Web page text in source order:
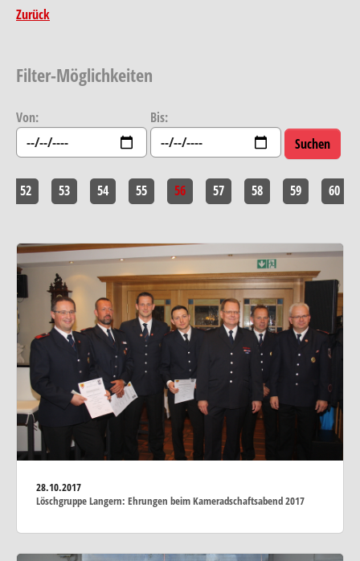
Zurück
Filter-Möglichkeiten
Von: Bis:
52 53 54 55 56 57 58 59 60
28.10.2017
Löschgruppe Langern: Ehrungen beim Kameradschaftsabend 2017